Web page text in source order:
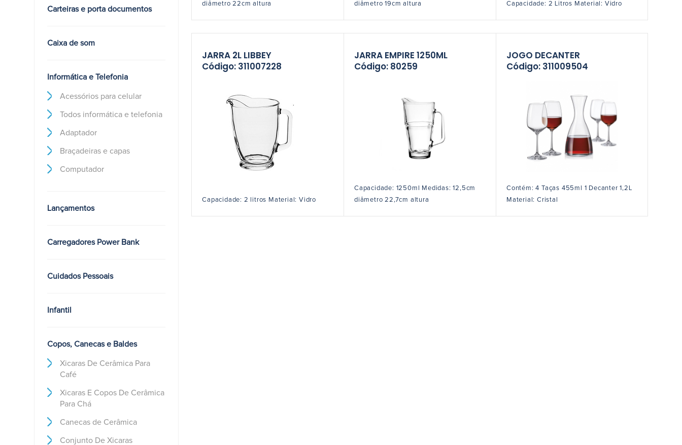
Carteiras e porta documentos
Caixa de som
Informática e Telefonia
Acessórios para celular
Todos informática e telefonia
Adaptador
Braçadeiras e capas
Computador
Lançamentos
Carregadores Power Bank
Cuidados Pessoais
Infantil
Copos, Canecas e Baldes
Xicaras De Cerâmica Para
Café
Xicaras E Copos De Cerâmica
Para Chá
Canecas de Cerâmica
Conjunto De Xicaras
diâmetro 22cm altura
diâmetro 19cm altura
Capacidade: 2 Litros Material: Vidro
JARRA 2L LIBBEY
Código: 311007228
Capacidade: 2 litros Material: Vidro
JARRA EMPIRE 1250ML
Código: 80259
Capacidade: 1250ml Medidas: 12,5cm
diâmetro 22,7cm altura
JOGO DECANTER
Código: 311009504
Contém: 4 Taças 455ml 1 Decanter 1,2L
Material: Cristal